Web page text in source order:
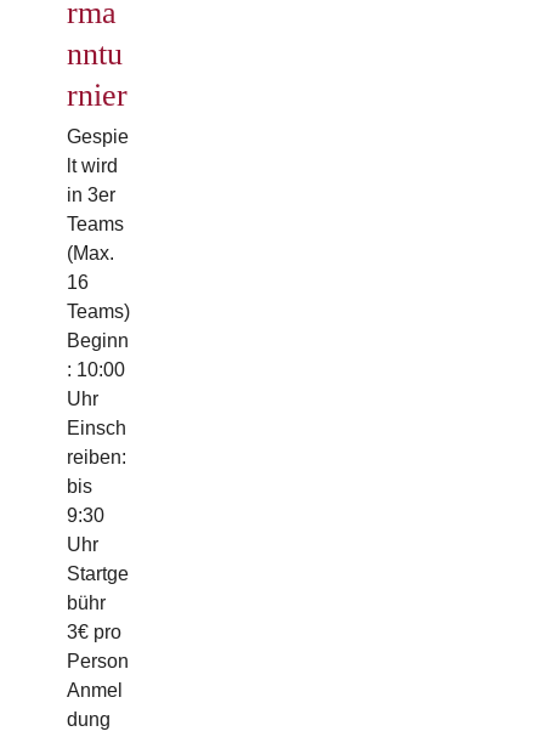
rma
nntu
rnier
Gespie
lt wird
in 3er
Teams
(Max.
16
Teams)
Beginn
: 10:00
Uhr
Einsch
reiben:
bis
9:30
Uhr
Startge
bühr
3€ pro
Person
Anmel
dung